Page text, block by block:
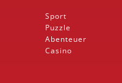
Sport
Puzzle
Abenteuer
Casino